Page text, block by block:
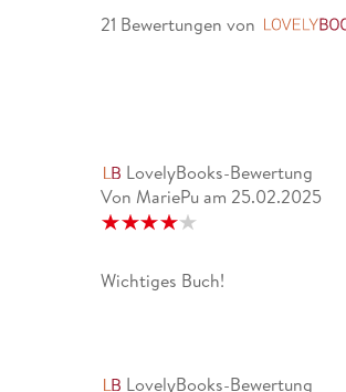
21 Bewertungen von
LovelyBooks-Bewertung
Von MariePuam 25.02.2025
Wichtiges Buch!
LovelyBooks-Bewertung